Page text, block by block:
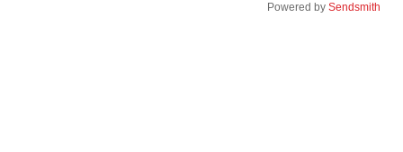
Powered by Sendsmith